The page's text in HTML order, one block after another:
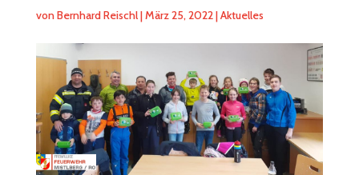
vonBernhard Reischl|März 25, 2022|Aktuelles